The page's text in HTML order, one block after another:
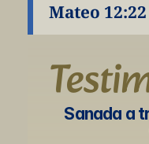
Mateo 12:22
Sanada a